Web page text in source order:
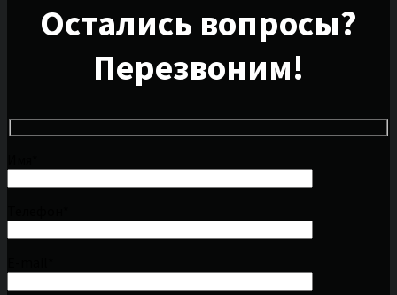
Остались вопросы?
Перезвоним!